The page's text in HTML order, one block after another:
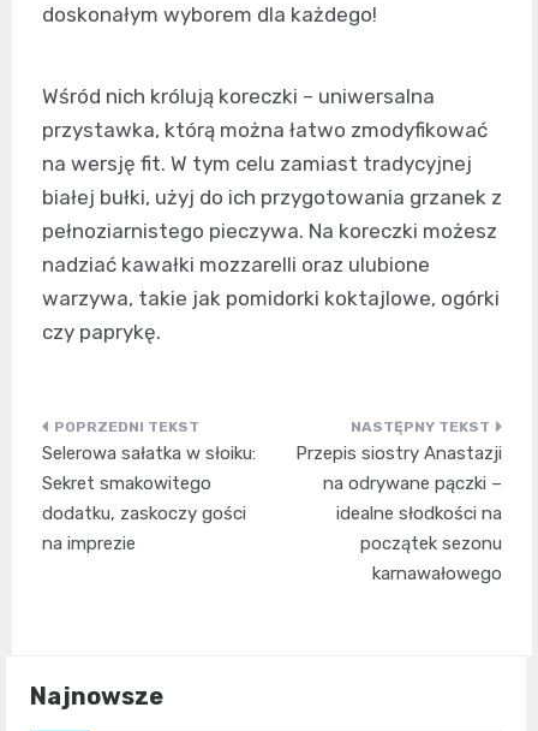
doskonałym wyborem dla każdego!
Wśród nich królują koreczki – uniwersalna
przystawka, którą można łatwo zmodyfikować
na wersję fit. W tym celu zamiast tradycyjnej
białej bułki, użyj do ich przygotowania grzanek z
pełnoziarnistego pieczywa. Na koreczki możesz
nadziać kawałki mozzarelli oraz ulubione
warzywa, takie jak pomidorki koktajlowe, ogórki
czy paprykę.
Nawigacja
wpisu
Selerowa sałatka w słoiku:
Sekret smakowitego
dodatku, zaskoczy gości
na imprezie
Przepis siostry Anastazji
na odrywane pączki –
idealne słodkości na
początek sezonu
karnawałowego
Najnowsze